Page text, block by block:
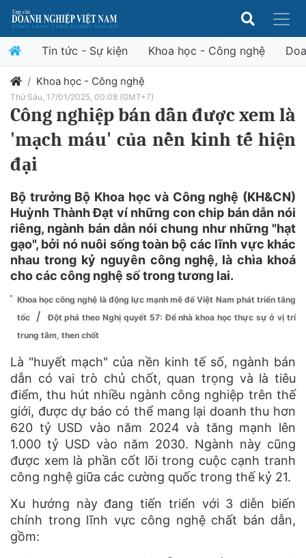
Tin tức - Sự kiện Khoa học - Công nghệ
Khoa học - Công nghệ
Thứ Sáu, 17/01/2025, 00:08 (GMT+7)
Công nghiệp bán dẫn được xem là
'mạch máu' của nền kinh tế hiện
đại
Bộ trưởng Bộ Khoa học và Công nghệ (KH&CN)
Huỳnh Thành Đạt ví những con chip bán dẫn nói
riêng, ngành bán dẫn nói chung như những "hạt
gạo", bởi nó nuôi sống toàn bộ các lĩnh vực khác
nhau trong kỷ nguyên công nghệ, là chìa khoá
cho các công nghệ số trong tương lai.
Khoa học công nghệ là động lực mạnh mẽ để Việt Nam phát triển tăng
tốc
/
Đột phá theo Nghị quyết 57: Để nhà khoa học thực sự ở vị trí
trung tâm, then chốt
Là "huyết mạch" của nền kinh tế số, ngành bán
dẫn có vai trò chủ chốt, quan trọng và là tiêu
điểm, thu hút nhiều ngành công nghiệp trên thế
giới, được dự báo có thể mang lại doanh thu hơn
620 tỷ USD vào năm 2024 và tăng mạnh lên
1.000 tỷ USD vào năm 2030. Ngành này cũng
được xem là phần cốt lõi trong cuộc cạnh tranh
công nghệ giữa các cường quốc trong thế kỷ 21.
Xu hướng này đang tiến triển với 3 diễn biến
chính trong lĩnh vực công nghệ chất bán dẫn,
gồm: